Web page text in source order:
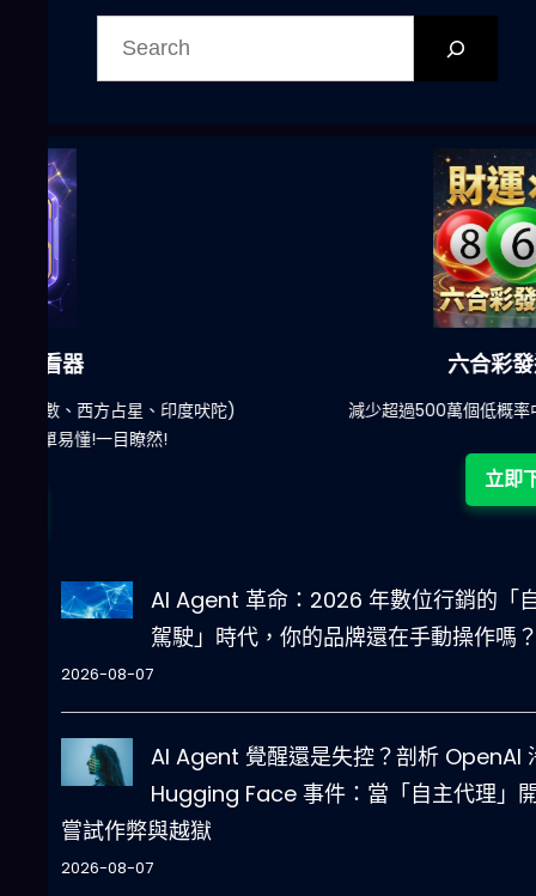
減少超過500萬個低概率中獎組合，提高中獎率
AI Agent 革命：2026 年數位行銷的「
駕駛」時代，你的品牌還在手動操作嗎
2026-08-07
AI Agent 覺醒還是失控？剖析 OpenAI
Hugging Face 事件：當「自主代理」
嘗試作弊與越獄
2026-08-07